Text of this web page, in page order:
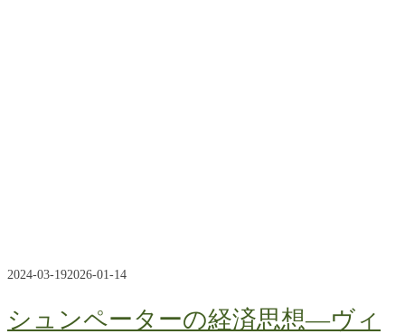
2024-03-192026-01-14
シュンペーターの経済思想―ヴィ